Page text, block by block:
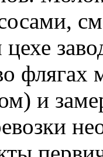
флягах
и